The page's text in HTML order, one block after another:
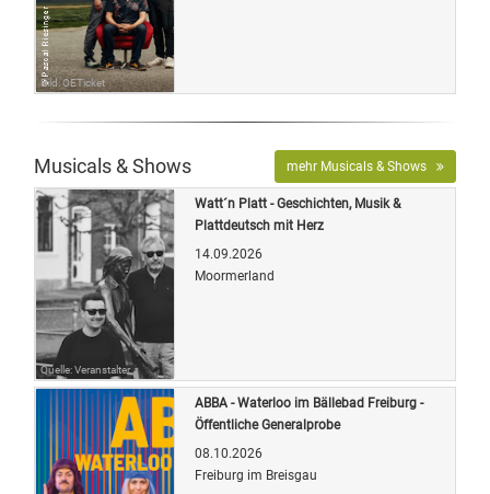
Bild: OETicket
Musicals & Shows mehr Musicals & Shows
Quelle: Veranstalter
Watt´n Platt - Geschichten, Musik &
Plattdeutsch mit Herz
14.09.2026
Moormerland
ABBA - Waterloo im Bällebad Freiburg -
Öffentliche Generalprobe
08.10.2026
Freiburg im Breisgau